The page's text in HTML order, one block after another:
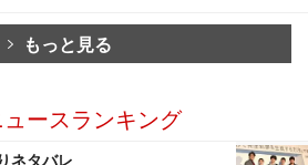
もっと見る
ースランキング
ネタバレ